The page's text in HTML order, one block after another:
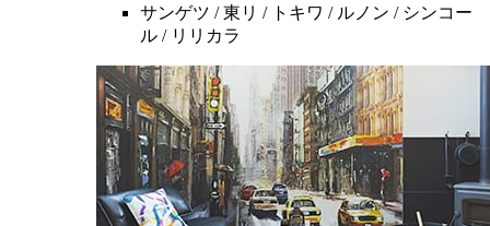
サンゲツ / 東リ / トキワ / ルノン / シンコー
ル / リリカラ